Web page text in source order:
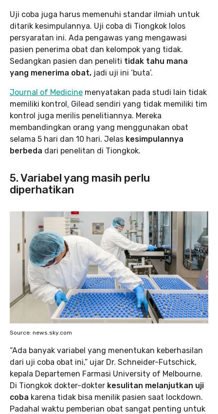
Uji coba juga harus memenuhi standar ilmiah untuk
ditarik kesimpulannya. Uji coba di Tiongkok lolos
persyaratan ini. Ada pengawas yang mengawasi
pasien penerima obat dan kelompok yang tidak.
Sedangkan pasien dan peneliti tidak tahu mana
yang menerima obat, jadi uji ini ‘buta’.
Journal of Medicine menyatakan pada studi lain tidak
memiliki kontrol . Gilead sendiri yang tidak memiliki tim
kontrol juga merilis penelitiannya. Mereka
membandingkan orang yang menggunakan obat
selama 5 hari dan 10 hari. Jelas kesimpulannya
berbeda dari penelitan di Tiongkok.
5. Variabel yang masih perlu
diperhatikan
Source: news.sky.com
“Ada banyak variabel yang menentukan keberhasilan
dari uji coba obat ini,” ujar Dr. Schneider-Futschick,
kepala Departemen Farmasi University of Melbourne.
Di Tiongkok dokter-dokter kesulitan melanjutkan uji
coba karena tidak bisa menilik pasien saat lockdown.
Padahal waktu pemberian obat sangat penting untuk